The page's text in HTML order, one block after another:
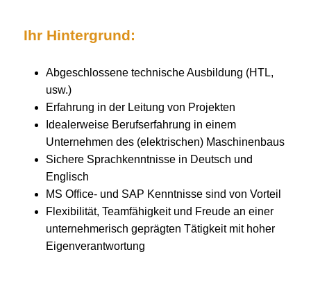
Ihr Hintergrund:
Abgeschlossene technische Ausbildung (HTL,
usw.)
Erfahrung in der Leitung von Projekten
Idealerweise Berufserfahrung in einem
Unternehmen des (elektrischen) Maschinenbaus
Sichere Sprachkenntnisse in Deutsch und
Englisch
MS Office- und SAP Kenntnisse sind von Vorteil
Flexibilität, Teamfähigkeit und Freude an einer
unternehmerisch geprägten Tätigkeit mit hoher
Eigenverantwortung